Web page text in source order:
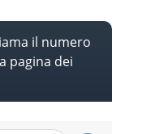
il numero
pagina dei